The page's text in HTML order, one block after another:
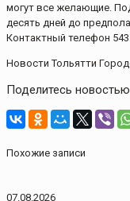
могут все желающие.
десять дней до
Контактный телефон 543
Новости Тольятти
Поделитесь
Похожие записи
07.08.2026